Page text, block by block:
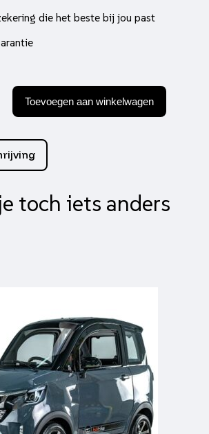
die het beste bij jou past
Toevoegen aan winkelwagen
toch iets anders